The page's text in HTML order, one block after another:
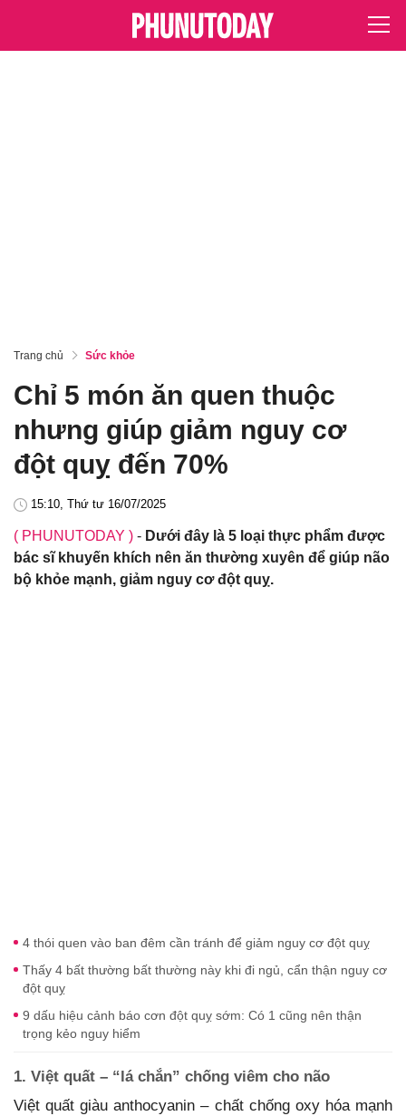
Trang chủ Sức khỏe
Chỉ 5 món ăn quen thuộc
nhưng giúp giảm nguy cơ
đột quỵ đến 70%
15:10, Thứ tư 16/07/2025
( PHUNUTODAY ) - Dưới đây là 5 loại thực phẩm được
bác sĩ khuyến khích nên ăn thường xuyên để giúp não
bộ khỏe mạnh, giảm nguy cơ đột quỵ.
4 thói quen vào ban đêm cần tránh để giảm nguy cơ đột quỵ
Thấy 4 bất thường bất thường này khi đi ngủ, cẩn thận nguy cơ
đột quỵ
9 dấu hiệu cảnh báo cơn đột quỵ sớm: Có 1 cũng nên thận
trọng kẻo nguy hiểm
1. Việt quất – “lá chắn” chống viêm cho não
Việt quất giàu anthocyanin – chất chống oxy hóa mạnh